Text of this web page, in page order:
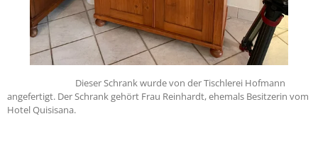
Dieser Schrank wurde von der Tischlerei Hofmann
angefertigt. Der Schrank gehört Frau Reinhardt, ehemals Besitzerin vom
Hotel Quisisana.